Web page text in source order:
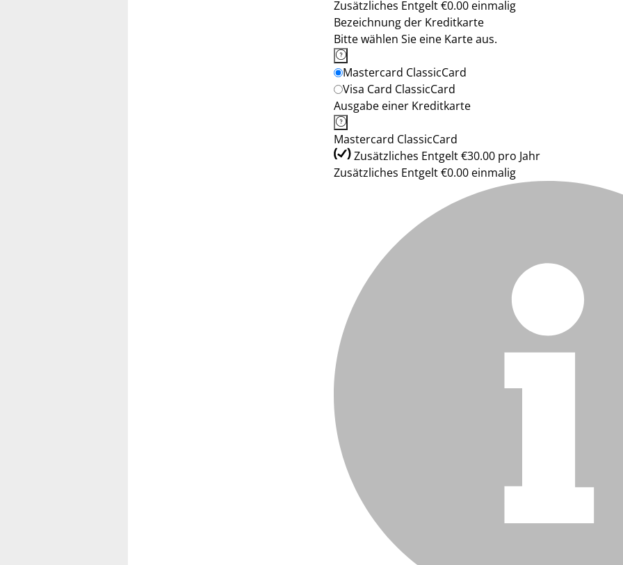
Zusätzliches Entgelt €0.00 einmalig
Bezeichnung der Kreditkarte
Bitte wählen Sie eine Karte aus.
Mastercard ClassicCard
Visa Card ClassicCard
Ausgabe einer Kreditkarte
Mastercard ClassicCard
Zusätzliches Entgelt €30.00 pro Jahr
Zusätzliches Entgelt €0.00 einmalig